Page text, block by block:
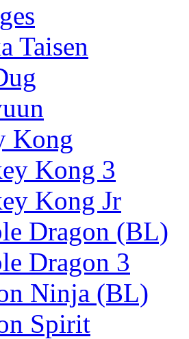
Taisen
Kong
Kong 3
Kong Jr
Dragon (BL)
Dragon 3
Ninja (BL)
Spirit